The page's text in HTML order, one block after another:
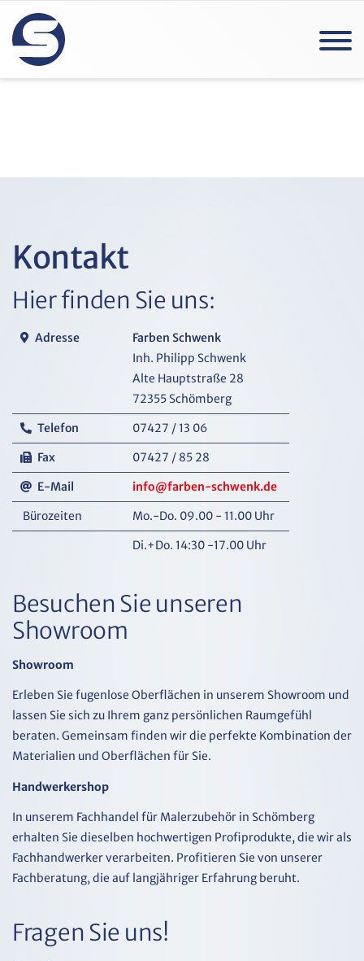
Kontakt
Hier finden Sie uns:
Adresse
Farben Schwenk
Inh. Philipp Schwenk
Alte Hauptstraße 28
72355 Schömberg
Telefon
07427 / 13 06
Fax
07427 / 85 28
E-Mail
info@farben-schwenk.de
Bürozeiten
Mo.-Do. 09.00 - 11.00 Uhr
Di.+Do. 14:30 -17.00 Uhr
Besuchen Sie unseren
Showroom
Showroom
Erleben Sie fugenlose Oberflächen in unserem Showroom und
lassen Sie sich zu Ihrem ganz persönlichen Raumgefühl
beraten. Gemeinsam finden wir die perfekte Kombination der
Materialien und Oberflächen für Sie.
Handwerkershop
In unserem Fachhandel für Malerzubehör in Schömberg
erhalten Sie dieselben hochwertigen Profiprodukte, die wir als
Fachhandwerker verarbeiten. Profitieren Sie von unserer
Fachberatung, die auf langjähriger Erfahrung beruht.
Fragen Sie uns!